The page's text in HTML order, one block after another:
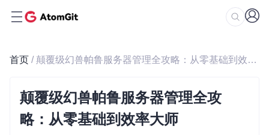
首页 / 颠覆级幻兽帕鲁服务器管理全攻略：从零基础到效率大师
颠覆级幻兽帕鲁服务器管理全攻
略：从零基础到效率大师